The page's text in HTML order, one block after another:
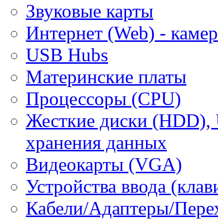
Звуковые карты
Интернет (Web) -
USB Hubs
Материнские платы
Процессоры (CPU)
Жесткие диски (HDD),
хранения данных
Видеокарты (VGA)
Устройства ввода
Кабели/Адаптеры/